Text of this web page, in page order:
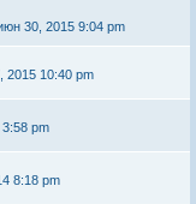
30, 2015 9:04 pm
2015 10:40 pm
3:58 pm
8:18 pm